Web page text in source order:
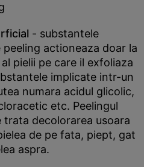
- substantele
actioneaza doar la
pielii pe care il exfoliaza
implicate intr-un
numara acidul glicolic,
etc. Peelingul
decolorarea usoara
de pe fata, piept, gat
aspra.